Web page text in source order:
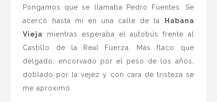
Pongamos que se llamaba Pedro Fuentes. Se
acercó hasta mí en una calle de la
Habana
Vieja mientras esperaba el autobús frente al
Castillo de la Real Fuerza. Más flaco que
delgado, encorvado por el peso de los años,
doblado por la vejez y con cara de tristeza se
me aproximó.